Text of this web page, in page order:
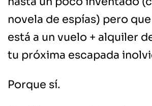
novela de espías) pero
está a un vuelo + alquiler
tu próxima escapada
Porque sí.